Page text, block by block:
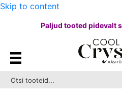
Skip to content
Paljud tooted pidevalt